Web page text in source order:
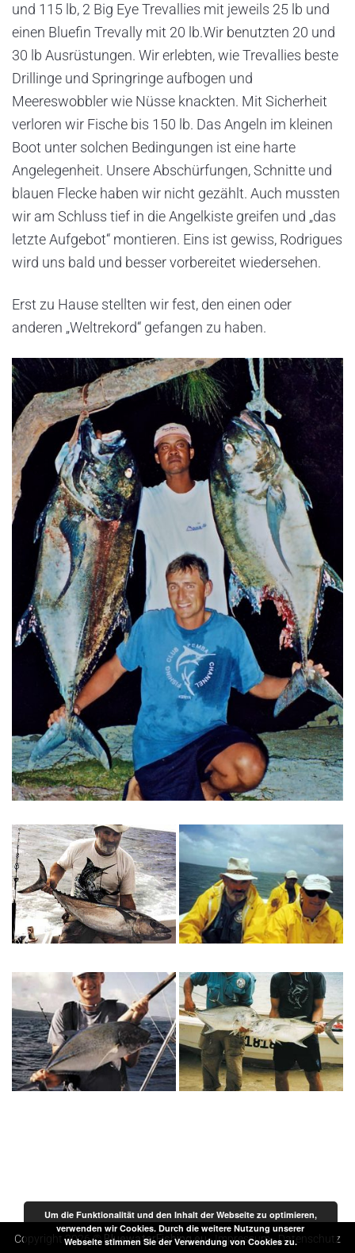
und 115 lb, 2 Big Eye Trevallies mit jeweils 25 lb und
einen Bluefin Trevally mit 20 lb.Wir benutzten 20 und
30 lb Ausrüstungen. Wir erlebten, wie Trevallies beste
Drillinge und Springringe aufbogen und
Meereswobbler wie Nüsse knackten. Mit Sicherheit
verloren wir Fische bis 150 lb. Das Angeln im kleinen
Boot unter solchen Bedingungen ist eine harte
Angelegenheit. Unsere Abschürfungen, Schnitte und
blauen Flecke haben wir nicht gezählt. Auch mussten
wir am Schluss tief in die Angelkiste greifen und „das
letzte Aufgebot“ montieren. Eins ist gewiss, Rodrigues
wird uns bald und besser vorbereitet wiedersehen.
Erst zu Hause stellten wir fest, den einen oder
anderen „Weltrekord“ gefangen zu haben.
Copyright 2026 ©BluewaterFishing.eu-Impressum-Datenschutz
Um die Funktionalität und den Inhalt der Webseite zu optimieren,
verwenden wir Cookies. Durch die weitere Nutzung unserer
Webseite stimmen Sie der Verwendung von Cookies zu.